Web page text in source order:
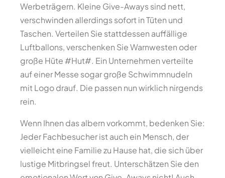
Werbeträgern. Kleine Give-Aways sind nett,
verschwinden allerdings sofort in Tüten und
Taschen. Verteilen Sie stattdessen auffällige
Luftballons, verschenken Sie Warnwesten oder
große Hüte #Hut#. Ein Unternehmen verteilte
auf einer Messe sogar große Schwimmnudeln
mit Logo drauf. Die passen nun wirklich nirgends
rein.
Wenn Ihnen das albern vorkommt, bedenken Sie:
Jeder Fachbesucher ist auch ein Mensch, der
vielleicht eine Familie zu Hause hat, die sich über
lustige Mitbringsel freut. Unterschätzen Sie den